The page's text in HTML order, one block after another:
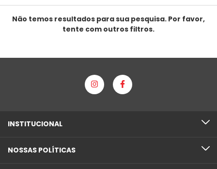
Não temos resultados para sua pesquisa. Por favor,
tente com outros filtros.
INSTITUCIONAL
NOSSAS POLÍTICAS